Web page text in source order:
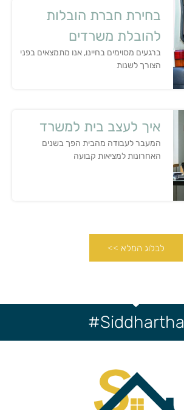
בחירת חברת הובלות
להובלת משרדים
ברגעים מסוימים בחיינו, אנו מתמצאים בפני
הצורך לשנות
איך לעצב בית למשרד
המעבר לעבודה מהבית הפך בשנים
האחרונות למציאות קבועה
לבלוג המלא >>
Siddhartha#